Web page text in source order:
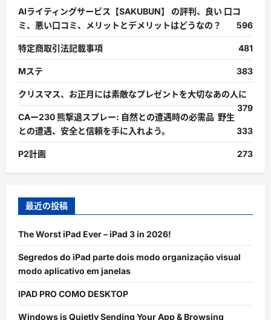
AIライティングサービス【SAKUBUN】 の評判、良い 口コ
ミ、悪い口コミ、メリットとデメリットはどうなの？
596
特定商取引法記載事項 481
Mステ 383
クリスマス、お正月には素敵なプレゼントを大切なあの人に
379
CAー230 熊撃退スプレー: 自然との遭遇時の必需品 野生
との遭遇、安全と信頼を手に入れよう。
333
P2計画 273
最近の投稿
The Worst iPad Ever – iPad 3 in 2026!
Segredos do iPad parte dois modo organização visual
modo aplicativo em janelas
IPAD PRO COMO DESKTOP
Windows is Quietly Sending Your App & Browsing